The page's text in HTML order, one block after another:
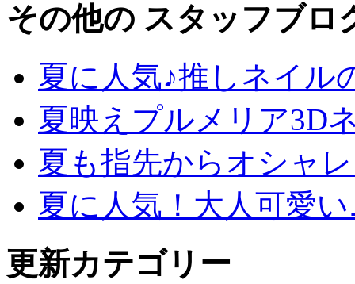
その他の スタッフブロ
夏に人気♪推しネイル
夏映えプルメリア3D
夏も指先からオシャ
夏に人気！大人可愛
更新カテゴリー